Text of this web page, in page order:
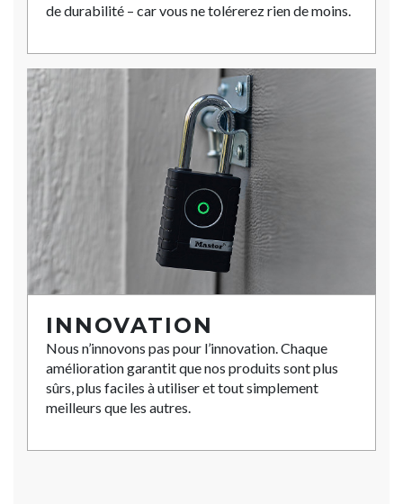
de durabilité – car vous ne tolérerez rien de moins.
INNOVATION
Nous n’innovons pas pour l’innovation. Chaque
amélioration garantit que nos produits sont plus
sûrs, plus faciles à utiliser et tout simplement
meilleurs que les autres.